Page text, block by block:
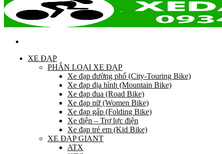
XE ĐẠP
PHÂN LOẠI XE ĐẠP
Xe đạp đường phố (City-Touring Bike)
Xe đạp địa hình (Mountain Bike)
Xe đạp đua (Road Bike)
Xe đạp nữ (Women Bike)
Xe đạp gấp (Folding Bike)
Xe điện – Trợ lực điện
Xe đạp trẻ em (Kid Bike)
XE ĐẠP GIANT
ATX